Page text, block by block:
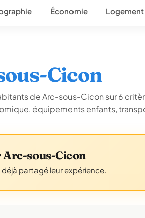
Économie Logement
Cicon
de Arc-sous-Cicon sur 6
équipements enfants,
sous-Cicon
partagé leur expérience.